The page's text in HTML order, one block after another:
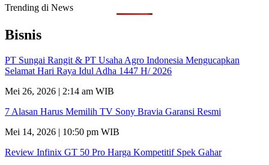
Trending di News
Bisnis
PT Sungai Rangit & PT Usaha Agro Indonesia Mengucapkan
Selamat Hari Raya Idul Adha 1447 H/ 2026
Mei 26, 2026 | 2:14 am WIB
7 Alasan Harus Memilih TV Sony Bravia Garansi Resmi
Mei 14, 2026 | 10:50 pm WIB
Review Infinix GT 50 Pro Harga Kompetitif Spek Gahar